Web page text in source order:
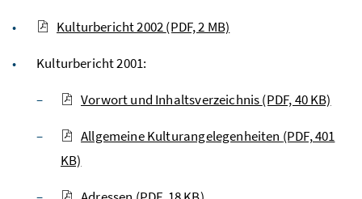
Kulturbericht 2002(PDF, 2 MB)
Kulturbericht 2001:
Vorwort und Inhaltsverzeichnis(PDF, 40 KB)
Allgemeine Kulturangelegenheiten (PDF, 401
KB)